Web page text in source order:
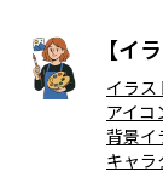
【イ
イラス
アイコ
背景イ
キャラ